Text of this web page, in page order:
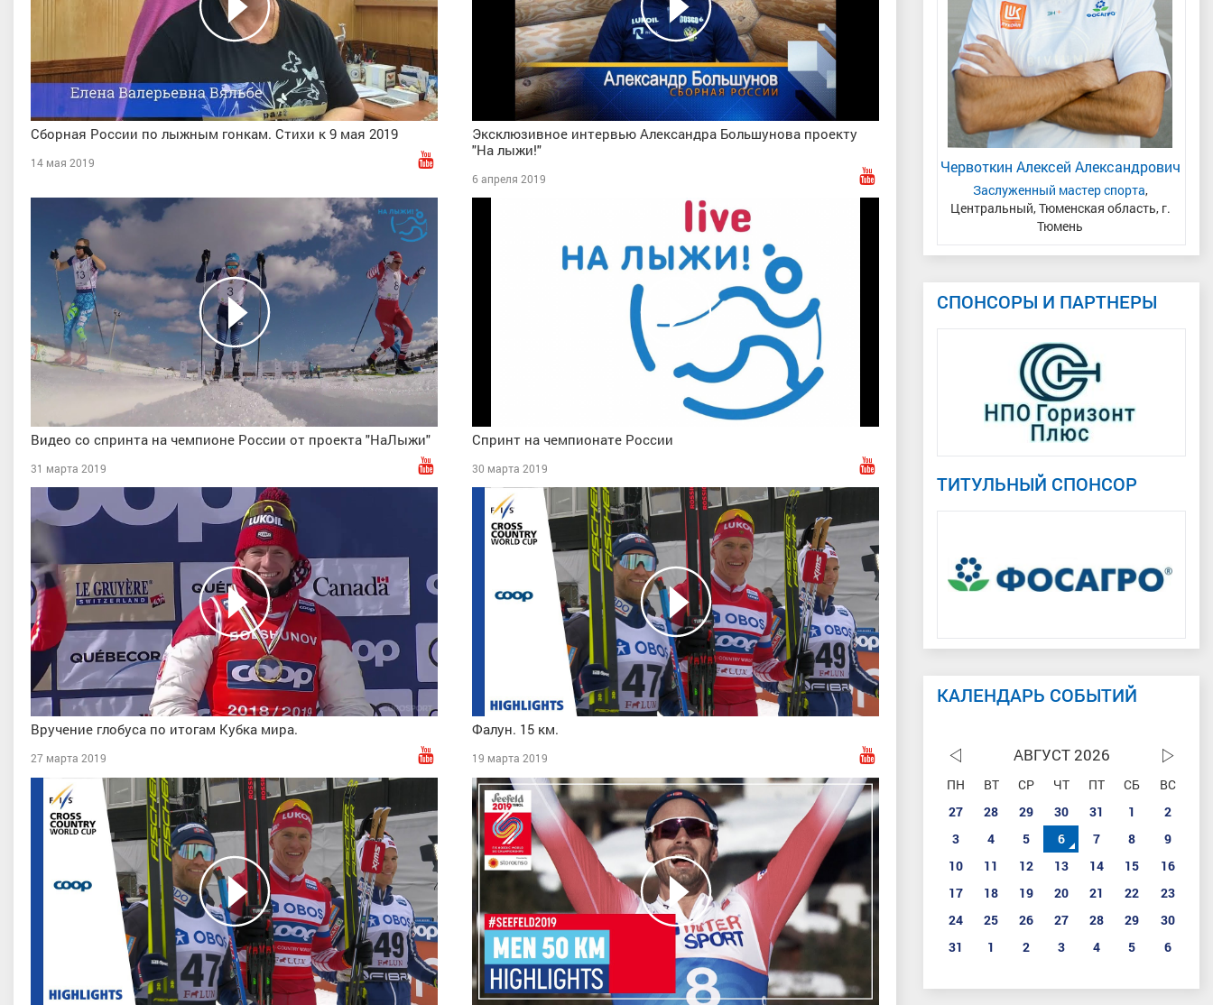
Сборная России по лыжным гонкам. Стихи к 9 мая 2019
14 мая 2019
Эксклюзивное интервью Александра Большунова проекту
"На лыжи!"
6 апреля 2019
Видео со спринта на чемпионе России от проекта "НаЛыжи"
31 марта 2019
Спринт на чемпионате России
30 марта 2019
Вручение глобуса по итогам Кубка мира.
27 марта 2019
Фалун. 15 км.
19 марта 2019
Карина Анатольевна Муралеев Даниил Владиславович
Мастер спорта 1 разряд, Тюменская область
Червоткин Алексей Александрович
Заслуженный мастер спорта,
Центральный, Тюменская область, г.
Тюмень
СПОНСОРЫ И ПАРТНЕРЫ
ТИТУЛЬНЫЙ СПОНСОР
КАЛЕНДАРЬ СОБЫТИЙ
АВГУСТ 2026
ПН ВТ СР ЧТ ПТ СБ
ВС
27
28 29 30 31 1
2
3
4 5 6 7 8
9
10
11 12 13 14 15
16
17
18 19 20 21 22
23
24
25 26 27 28 29
30
31
1 2 3 4 5 6